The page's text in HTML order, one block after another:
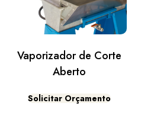
Vaporizador de Corte
Aberto
Solicitar Orçamento